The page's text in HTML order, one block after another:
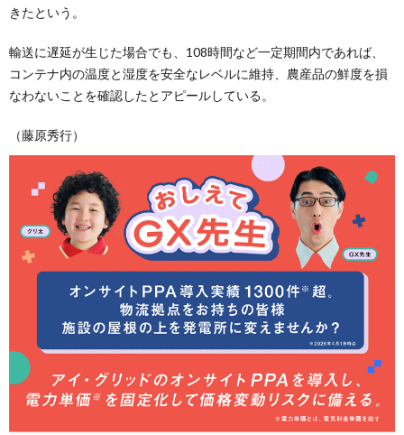
きたという。
輸送に遅延が生じた場合でも、108時間など一定期間内であれば、
コンテナ内の温度と湿度を安全なレベルに維持、農産品の鮮度を損
なわないことを確認したとアピールしている。
（藤原秀行）